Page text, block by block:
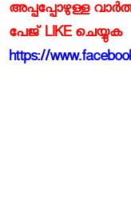
അപ്പപ്പോഴുള്ള
പേജ് LIKE ചെയ്യുക
https://